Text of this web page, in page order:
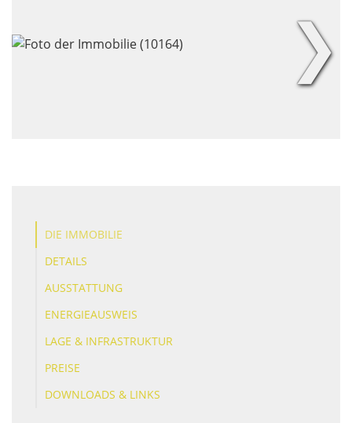
❯
DIE IMMOBILIE
DETAILS
AUSSTATTUNG
ENERGIEAUSWEIS
LAGE & INFRASTRUKTUR
PREISE
DOWNLOADS & LINKS